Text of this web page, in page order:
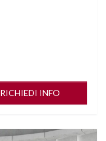
RICHIEDI INFO